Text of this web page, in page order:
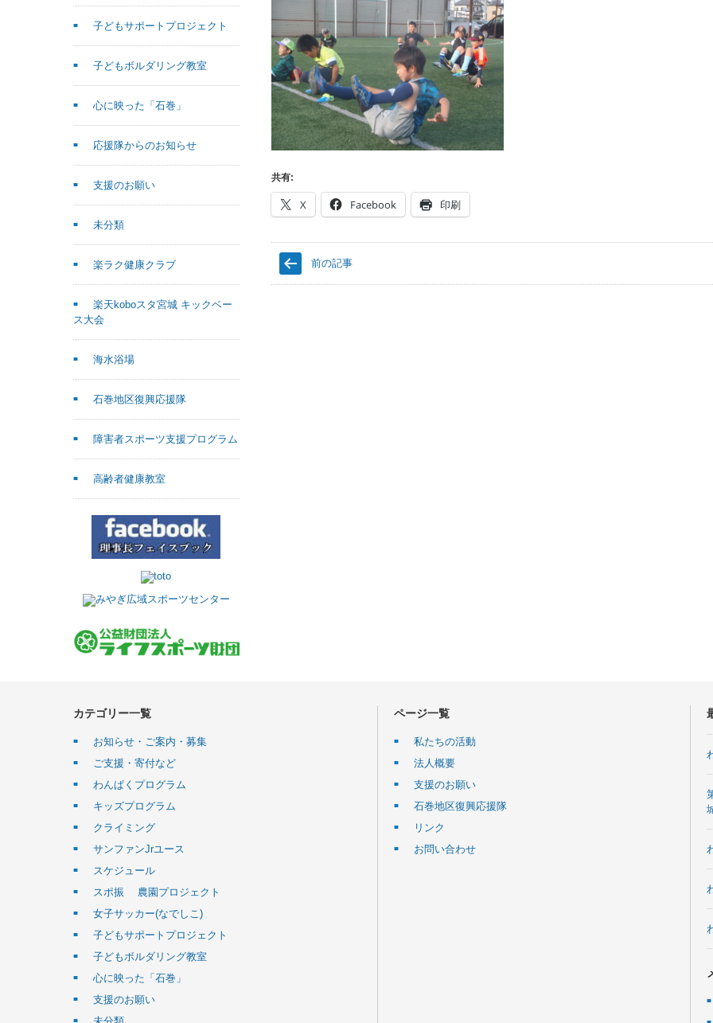
共有:
X Facebook 印刷
前の記事
子どもサポートプロジェクト
子どもボルダリング教室
心に映った「石巻」
応援隊からのお知らせ
支援のお願い
未分類
楽ラク健康クラブ
楽天koboスタ宮城 キックベー
ス大会
海水浴場
石巻地区復興応援隊
障害者スポーツ支援プログラム
高齢者健康教室
カテゴリー一覧
お知らせ・ご案内・募集
ご支援・寄付など
わんぱくプログラム
キッズプログラム
クライミング
サンファンJrユース
スケジュール
スポ振 農園プロジェクト
女子サッカー(なでしこ)
子どもサポートプロジェクト
子どもボルダリング教室
心に映った「石巻」
支援のお願い
ページ一覧
私たちの活動
法人概要
支援のお願い
石巻地区復興応援隊
リンク
お問い合わせ